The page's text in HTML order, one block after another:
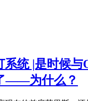
统 |是时候与
——为什么？